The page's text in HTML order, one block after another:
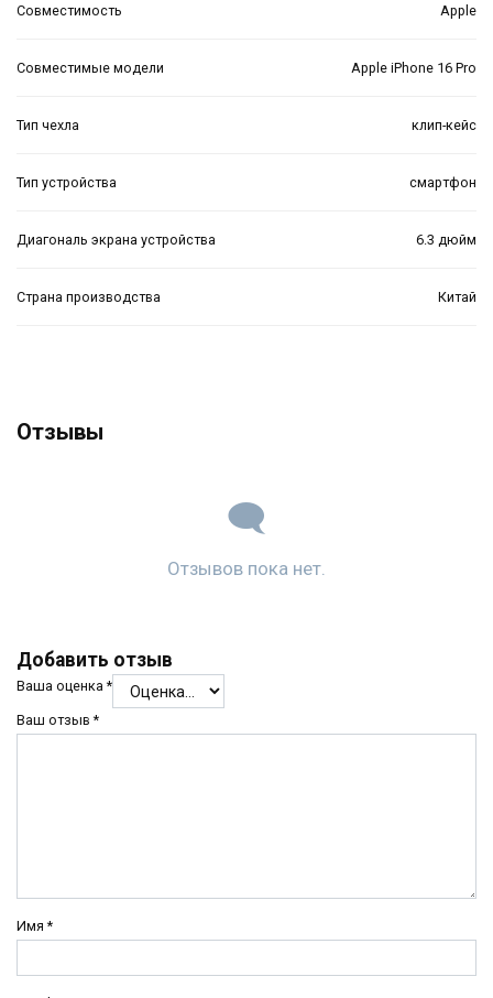
Совместимость Apple
Совместимые модели Apple iPhone 16 Pro
Тип чехла клип-кейс
Тип устройства смартфон
Диагональ экрана устройства 6.3 дюйм
Страна производства Китай
Отзывы
Отзывов пока нет.
Добавить отзыв
Ваша оценка*
Ваш отзыв*
Имя*